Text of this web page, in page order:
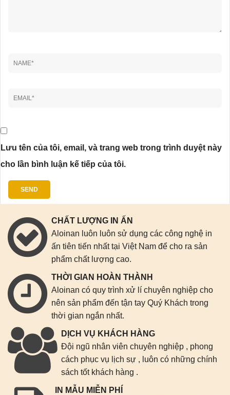
Lưu tên của tôi, email, và trang web trong trình duyệt này
cho lần bình luận kế tiếp của tôi.
CHẤT LƯỢNG IN ẤN
Aloinan luôn luôn sử dụng các công nghệ in
ấn tiên tiến nhất tại Việt Nam để cho ra sản
phẩm chất lượng cao.
THỜI GIAN HOÀN THÀNH
Aloinan có quy trình xử lí chuyên nghiệp cho
nên sản phẩm đến tận tay Quý Khách trong
thời gian ngắn nhất.
DỊCH VỤ KHÁCH HÀNG
Đội ngũ nhân viên chuyên nghiệp , phong
cách phục vụ lịch sự , luôn có những chính
sách tốt khách hàng .
IN MẪU MIỄN PHÍ